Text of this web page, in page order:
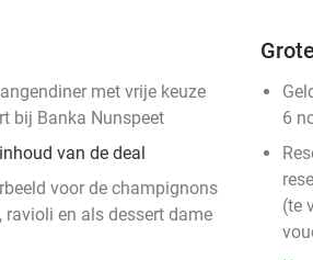
met vrije keuze
bij Banka Nunspeet
van de deal
voor de champignons
ravioli en als dessert dame
6
(te